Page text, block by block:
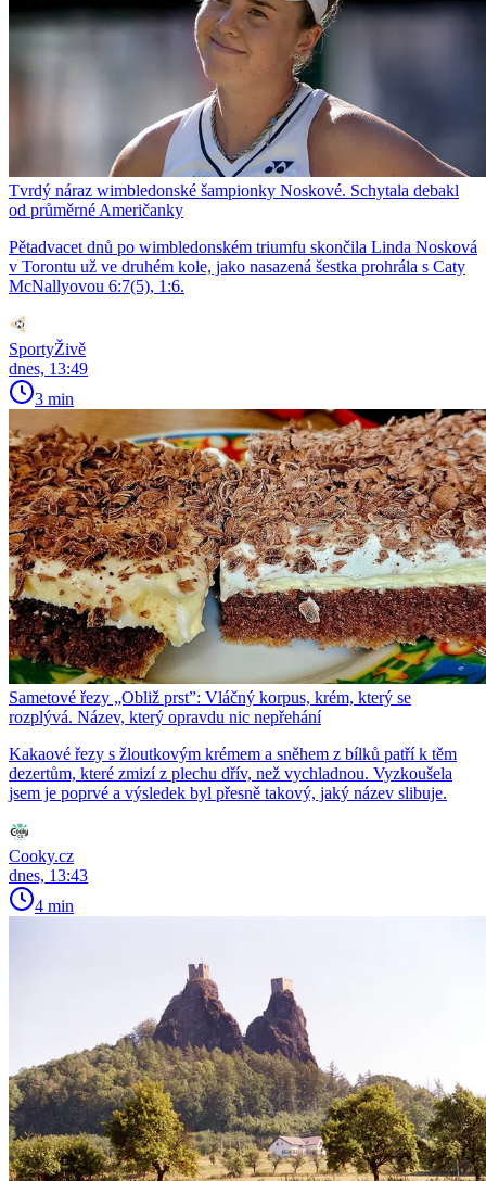
Tvrdý náraz wimbledonské šampionky Noskové. Schytala debakl
od průměrné Američanky
Pětadvacet dnů po wimbledonském triumfu skončila Linda Nosková
v Torontu už ve druhém kole, jako nasazená šestka prohrála s Caty
McNallyovou 6:7(5), 1:6.
SportyŽivě
dnes, 13:49
3 min
Sametové řezy „Obliž prst”: Vláčný korpus, krém, který se
rozplývá. Název, který opravdu nic nepřehání
Kakaové řezy s žloutkovým krémem a sněhem z bílků patří k těm
dezertům, které zmizí z plechu dřív, než vychladnou. Vyzkoušela
jsem je poprvé a výsledek byl přesně takový, jaký název slibuje.
Cooky.cz
dnes, 13:43
4 min